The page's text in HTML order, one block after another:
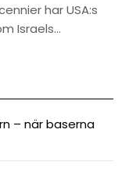
har USA:s
Israels…
– när baserna